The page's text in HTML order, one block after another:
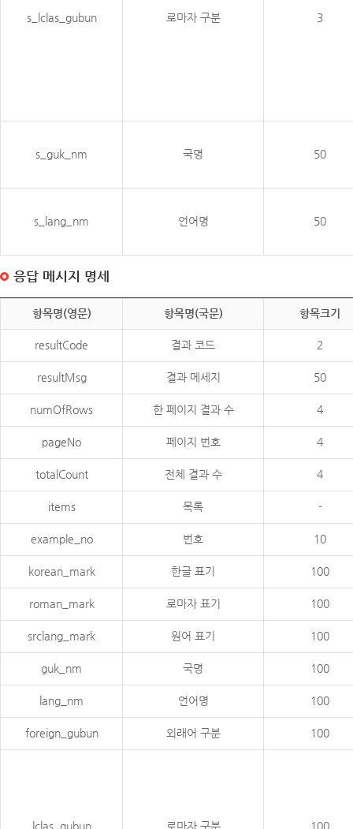
s_lclas_gubun 로마자 구분 3
s_guk_nm 국명 50
s_lang_nm 언어명 50
응답 메시지 명세
항목명(영문) 항목명(국문) 항목크기
resultCode 결과 코드 2
resultMsg 결과 메세지 50
numOfRows 한 페이지 결과 수 4
pageNo 페이지 번호 4
totalCount 전체 결과 수 4
items 목록 -
example_no 번호 10
korean_mark 한글 표기 100
roman_mark 로마자 표기 100
srclang_mark 원어 표기 100
guk_nm 국명 100
lang_nm 언어명 100
foreign_gubun 외래어 구분 100
lclas_gubun 로마자 구분 100